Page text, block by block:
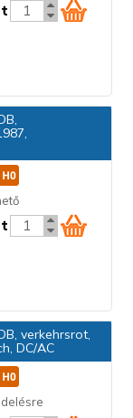
verkehrsrot,
DC/AC